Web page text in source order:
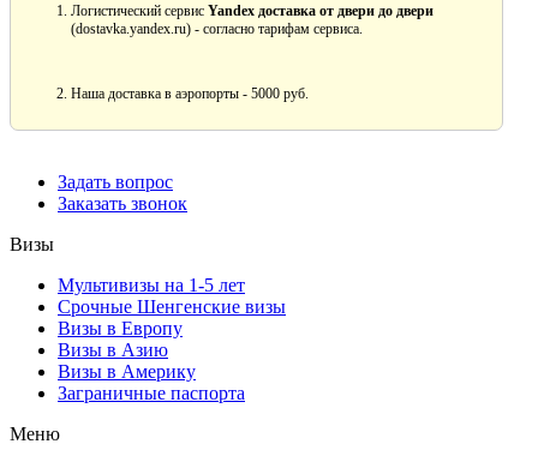
Логистический сервис Yandex доставка от двери до двери
(dostavka.yandex.ru) - согласно тарифам сервиса.
Наша доставка в аэропорты - 5000 руб.
Задать вопрос
Заказать звонок
Визы
Мультивизы на 1-5 лет
Срочные Шенгенские визы
Визы в Европу
Визы в Азию
Визы в Америку
Заграничные паспорта
Меню